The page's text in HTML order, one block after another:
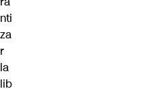
nti
za
r
la
lib